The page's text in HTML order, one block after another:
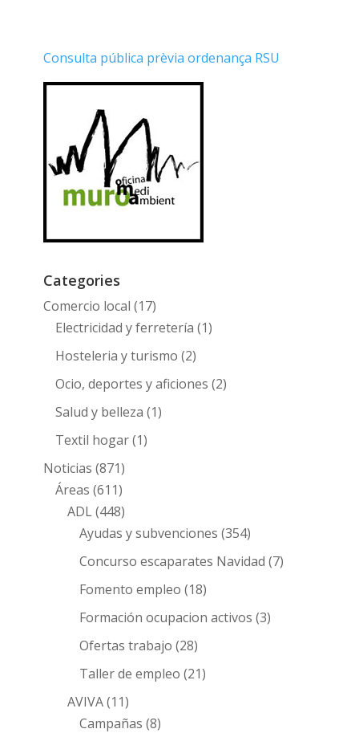
Consulta pública prèvia ordenança RSU
Categories
Comercio local (17)
Electricidad y ferretería (1)
Hosteleria y turismo (2)
Ocio, deportes y aficiones (2)
Salud y belleza (1)
Textil hogar(1)
Noticias (871)
Áreas (611)
ADL(448)
Ayudas y subvenciones (354)
Concurso escaparates Navidad (7)
Fomento empleo (18)
Formación ocupacion activos (3)
Ofertas trabajo (28)
Taller de empleo (21)
AVIVA(11)
Campañas (8)